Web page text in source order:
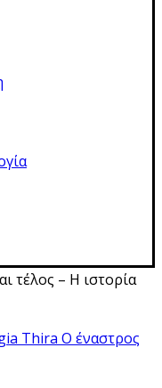
τέλος – Η ιστορία
Ο έναστρος